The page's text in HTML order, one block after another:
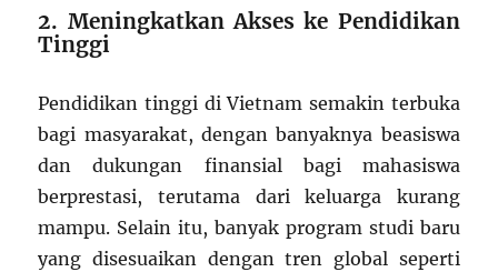
2. Meningkatkan Akses ke Pendidikan
Tinggi
Pendidikan tinggi di Vietnam semakin terbuka
bagi masyarakat, dengan banyaknya beasiswa
dan dukungan finansial bagi mahasiswa
berprestasi, terutama dari keluarga kurang
mampu. Selain itu, banyak program studi baru
yang disesuaikan dengan tren global seperti